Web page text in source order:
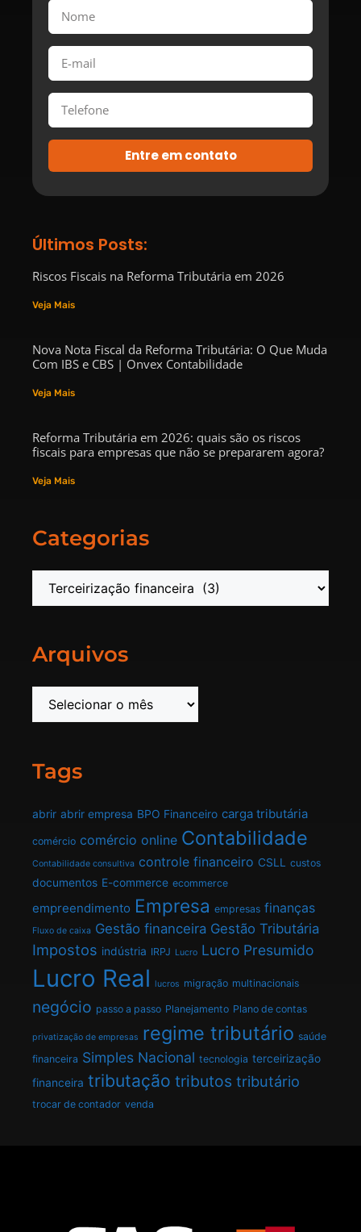
Entre em contato
Últimos Posts:
Riscos Fiscais na Reforma Tributária em 2026
Veja Mais
Nova Nota Fiscal da Reforma Tributária: O Que Muda
Com IBS e CBS | Onvex Contabilidade
Veja Mais
Reforma Tributária em 2026: quais são os riscos
fiscais para empresas que não se prepararem agora?
Veja Mais
Categorias
Arquivos
Tags
abrir abrir empresa BPO Financeiro carga tributária
comércio comércio online Contabilidade
Contabilidade consultiva controle financeiro CSLL custos
documentos E-commerce ecommerce
empreendimento Empresa empresas finanças
Fluxo de caixa Gestão financeira Gestão Tributária
Impostos indústria IRPJ Lucro Lucro Presumido
Lucro Real lucros migração multinacionais
negócio passo a passo Planejamento Plano de contas
privatização de empresas regime tributário saúde
financeira Simples Nacional tecnologia terceirização
financeira tributação tributos tributário
trocar de contador venda